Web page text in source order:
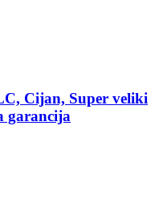
Cijan, Super veliki
garancija